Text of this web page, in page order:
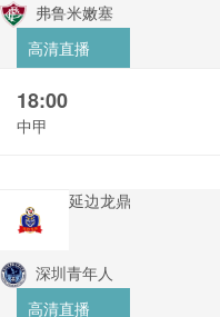
弗鲁米嫩塞
高清直播
18:00
中甲
延边龙鼎
深圳青年人
高清直播